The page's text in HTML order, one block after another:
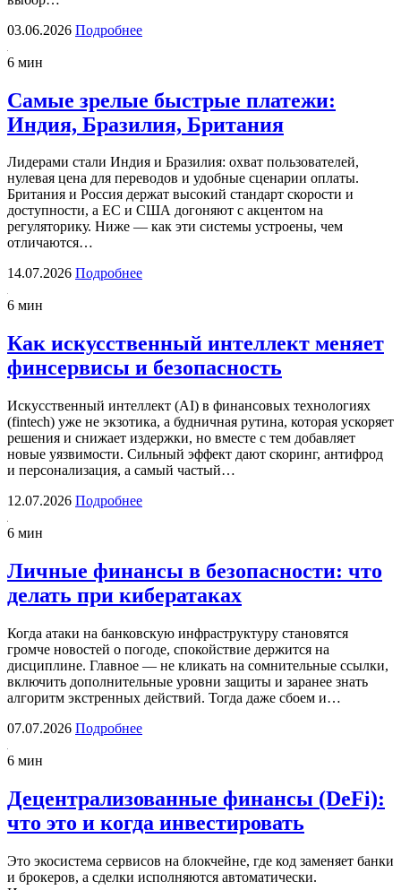
03.06.2026 Подробнее
6 мин
Самые зрелые быстрые платежи:
Индия, Бразилия, Британия
Лидерами стали Индия и Бразилия: охват пользователей,
нулевая цена для переводов и удобные сценарии оплаты.
Британия и Россия держат высокий стандарт скорости и
доступности, а ЕС и США догоняют с акцентом на
регуляторику. Ниже — как эти системы устроены, чем
отличаются…
14.07.2026 Подробнее
6 мин
Как искусственный интеллект меняет
финсервисы и безопасность
Искусственный интеллект (AI) в финансовых технологиях
(fintech) уже не экзотика, а будничная рутина, которая ускоряет
решения и снижает издержки, но вместе с тем добавляет
новые уязвимости. Сильный эффект дают скоринг, антифрод
и персонализация, а самый частый…
12.07.2026 Подробнее
6 мин
Личные финансы в безопасности: что
делать при кибератаках
Когда атаки на банковскую инфраструктуру становятся
громче новостей о погоде, спокойствие держится на
дисциплине. Главное — не кликать на сомнительные ссылки,
включить дополнительные уровни защиты и заранее знать
алгоритм экстренных действий. Тогда даже сбоем и…
07.07.2026 Подробнее
6 мин
Децентрализованные финансы (DeFi):
что это и когда инвестировать
Это экосистема сервисов на блокчейне, где код заменяет банки
и брокеров, а сделки исполняются автоматически.